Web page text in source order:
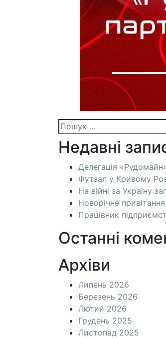
Пошук:
Недавні
Делегація
Футзал у Кривому
На війні за Україну
Новорічне
Працівник
Останні
Архіви
Липень 2026
Березень 2026
Лютий 2026
Грудень 2025
Листопад 2025